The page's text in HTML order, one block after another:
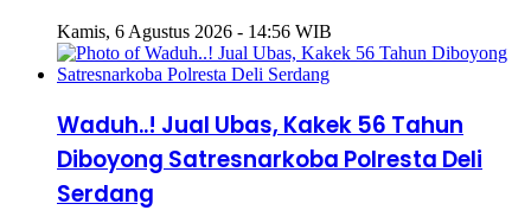
Kamis, 6 Agustus 2026 - 14:56 WIB
Waduh..! Jual Ubas, Kakek 56 Tahun
Diboyong Satresnarkoba Polresta Deli
Serdang